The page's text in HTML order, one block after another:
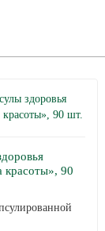
красоты», 90